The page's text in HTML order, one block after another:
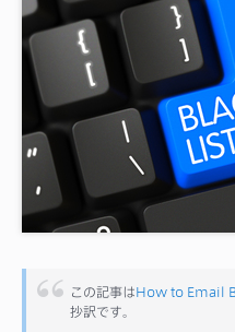
お役立ち情報
ドキュメント
サポート
この記事はHow to Email
抄訳です。